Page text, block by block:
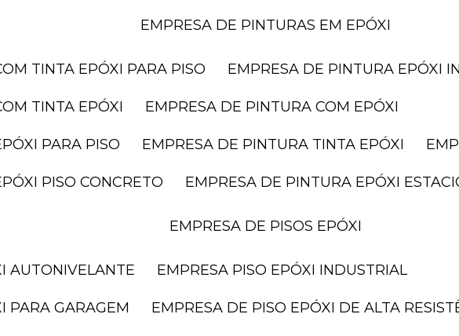
EMPRESA DE PINTURAS EM EPÓXI
TINTA EPÓXI PARA PISO EMPRESA DE PINTURA EPÓXI
TINTA EPÓXI EMPRESA DE PINTURA COM EPÓXI
PARA PISO EMPRESA DE PINTURA TINTA EPÓXI
PISO CONCRETO EMPRESA DE PINTURA EPÓXI
EMPRESA DE PISOS EPÓXI
AUTONIVELANTE EMPRESA PISO EPÓXI INDUSTRIAL
PARA GARAGEM EMPRESA DE PISO EPÓXI DE ALTA